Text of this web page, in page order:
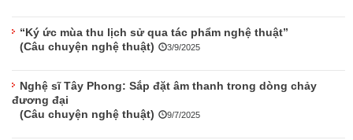
“Ký ức mùa thu lịch sử qua tác phẩm nghệ thuật”
(Câu chuyện nghệ thuật)
3/9/2025
Nghệ sĩ Tây Phong: Sắp đặt âm thanh trong dòng chảy
đương đại
(Câu chuyện nghệ thuật)
9/7/2025